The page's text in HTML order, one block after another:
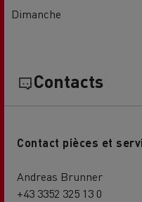
Dimanche
Contacts
Contact pièces et
Andreas Brunner
+43 3352 325 13 0